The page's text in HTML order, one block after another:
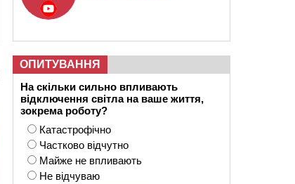
ОПИТУВАННЯ
На скільки сильно впливають
відключення світла на ваше життя,
зокрема роботу?
Катастрофічно
Частково відчутно
Майже не впливають
Не відчуваю